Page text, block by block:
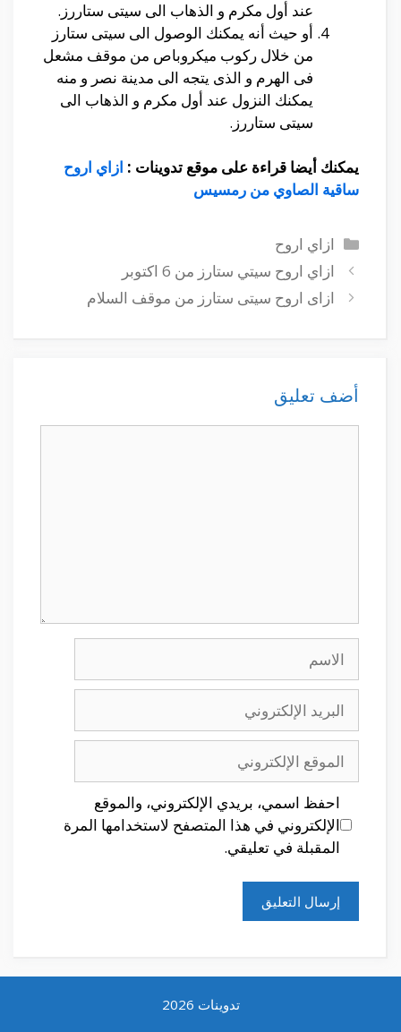
عند أول مكرم و الذهاب الى سيتى ستاررز.
أو حيث أنه يمكنك الوصول الى سيتى ستارز
من خلال ركوب ميكروباص من موقف مشعل
فى الهرم و الذى يتجه الى مدينة نصر و منه
يمكنك النزول عند أول مكرم و الذهاب الى
سيتى ستاررز.
يمكنك أيضا قراءة على موقع تدوينات : ازاي اروح
ساقية الصاوي من رمسيس
التصنيفات
ازاي اروح
ازاي اروح سيتي ستارز من 6 اكتوبر
ازاى اروح سيتى ستارز من موقف السلام
أضف تعليق
الاسم
البريد
الإلكتروني
الموقع
الإلكتروني
احفظ اسمي، بريدي الإلكتروني، والموقع
الإلكتروني في هذا المتصفح لاستخدامها المرة
المقبلة في تعليقي.
تدوينات 2026